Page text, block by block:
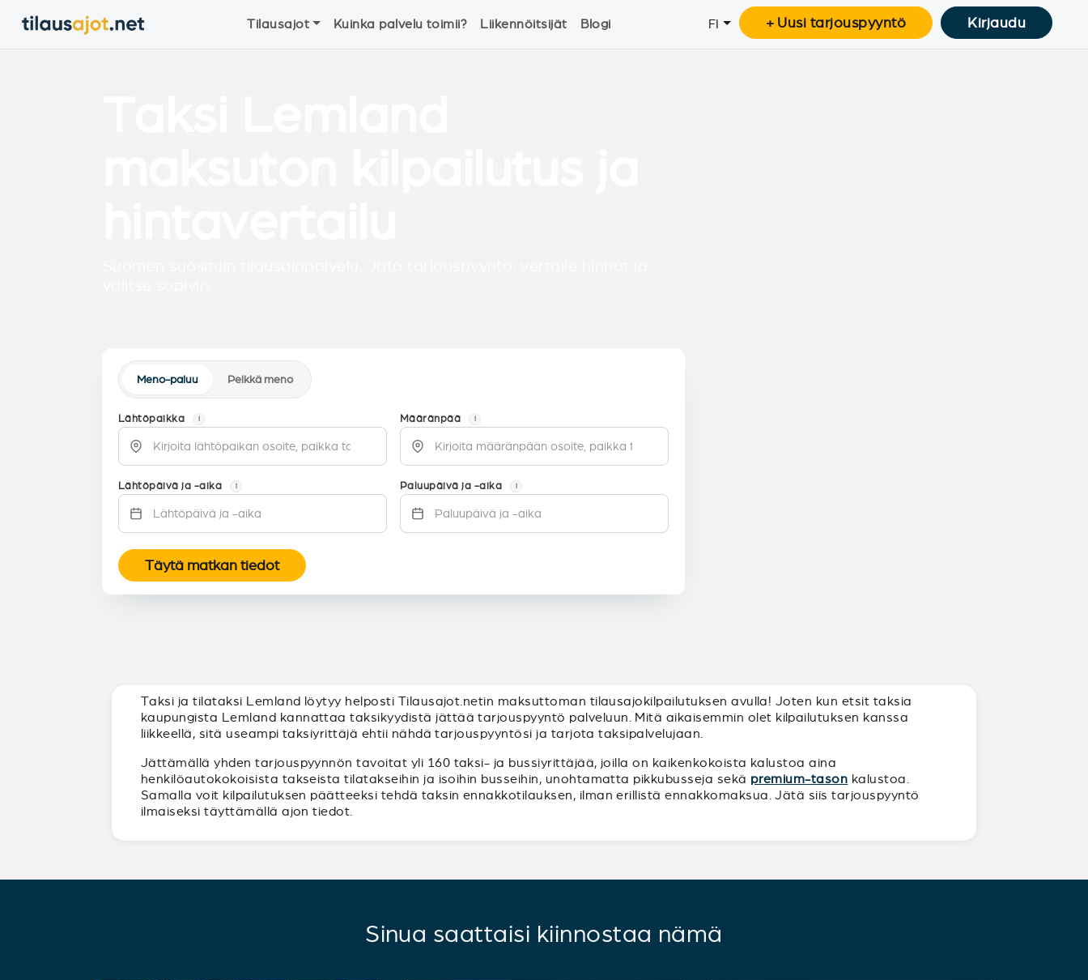
Tilausajot Kuinka palvelu toimii? Liikennöitsijät Blogi FI + Uusi tarjouspyyntö Kirjaudu
Meno-paluu Pelkkä meno
Lähtöpaikka i Määränpää i
Lähtöpäivä ja -aika i Paluupäivä ja -aika i
Täytä matkan tiedot
Taksi ja tilataksi Lemland löytyy helposti Tilausajot.netin maksuttoman tilausajokilpailutuksen avulla! Joten kun etsit taksia
kaupungista Lemland kannattaa taksikyydistä jättää tarjouspyyntö palveluun. Mitä aikaisemmin olet kilpailutuksen kanssa
liikkeellä, sitä useampi taksiyrittäjä ehtii nähdä tarjouspyyntösi ja tarjota taksipalvelujaan.
Jättämällä yhden tarjouspyynnön tavoitat yli 160 taksi- ja bussiyrittäjää, joilla on kaikenkokoista kalustoa aina
henkilöautokokoisista takseista tilatakseihin ja isoihin busseihin, unohtamatta pikkubusseja sekä premium-tason kalustoa.
Samalla voit kilpailutuksen päätteeksi tehdä taksin ennakkotilauksen, ilman erillistä ennakkomaksua. Jätä siis tarjouspyyntö
ilmaiseksi täyttämällä ajon tiedot.
Sinua saattaisi kiinnostaa nämä